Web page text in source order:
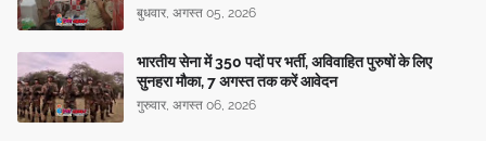
बुधवार, अगस्त 05, 2026
भारतीय सेना में 350 पदों पर भर्ती, अविवाहित पुरुषों के लिए
सुनहरा मौका, 7 अगस्त तक करें आवेदन
गुरुवार, अगस्त 06, 2026